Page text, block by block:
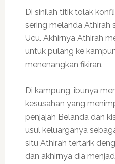
Di sinilah titik tolak
sering melanda Athirah
Ucu. Akhirnya Athirah
untuk pulang ke
menenangkan fikiran.
Di kampung, ibunya
kesusahan yang
penjajah Belanda dan
usul keluarganya
situ Athirah tertarik
dan akhirnya dia